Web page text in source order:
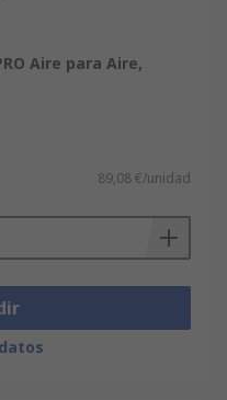
Aire para Aire,
89,08 €/unidad